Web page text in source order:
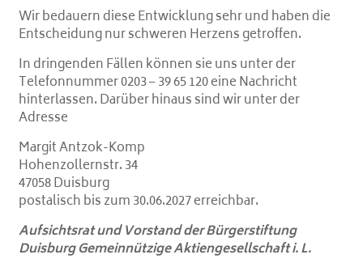
Wir bedauern diese Entwicklung sehr und haben die
Entscheidung nur schweren Herzens getroffen.
In dringenden Fällen können sie uns unter der
Telefonnummer0203 – 39 65 120eine Nachricht
hinterlassen. Darüber hinaus sind wir unter der
Adresse
Margit Antzok-Komp
Hohenzollernstr. 34
47058 Duisburg
postalisch bis zum 30.06.2027 erreichbar.
Aufsichtsrat und Vorstand der Bürgerstiftung
Duisburg Gemeinnützige Aktiengesellschaft i. L.